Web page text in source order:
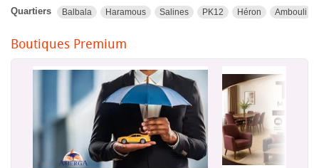
Quartiers Balbala Haramous Salines PK12 Héron Ambouli
Boutiques Premium